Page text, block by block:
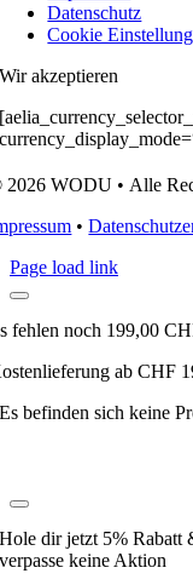
Datenschutz
Cookie
Wir akzeptieren
WODU • Alle
•
Page load link
fehlen noch 199,00
ab CHF
Es befinden sich keine
Hole dir jetzt 5% Rabatt
verpasse keine Aktion